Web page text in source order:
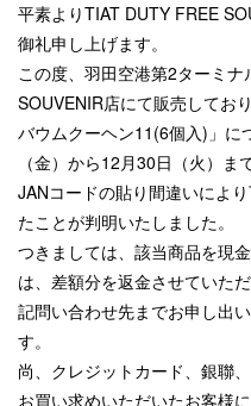
平素よりTIAT DUTY FREE
御礼申し上げます。
この度、羽田空港第2ターミ
SOUVENIR店にて販売してお
バウムクーヘン11(6個入)」に
（金）から12月30日（火）
JANコードの貼り間違いによ
たことが判明いたしました。
つきましては、該当商品を現
は、差額分を返金させていた
記問い合わせ先までお申し出
す。
尚、クレジットカード、銀聯
お買い求めいただいたお客様